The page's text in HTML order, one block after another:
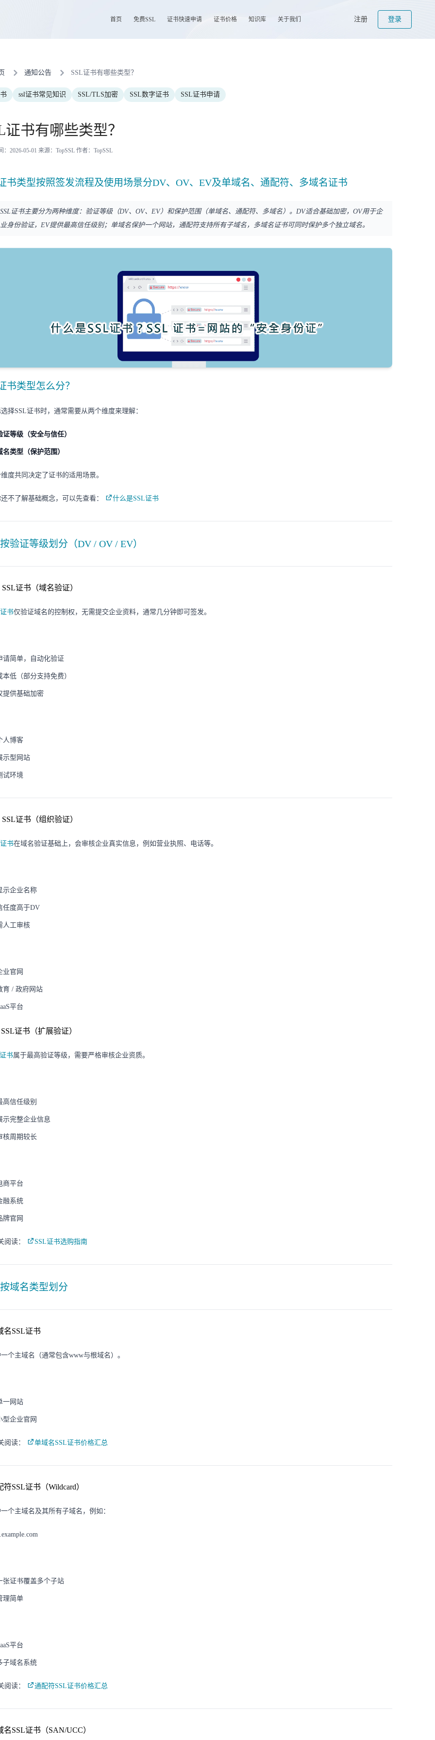
首页 免费SSL 证书快速申请 证书价格 知识库 关于我们 注册 登录
通知公告 SSL证书有哪些类型？
ssl证书常见知识 SSL/TLS加密 SSL数字证书 SSL证书申请
证书有哪些类型？
：2026-05-01 来源：TopSSL 作者：TopSSL
书类型按照签发流程及使用场景分DV、OV、EV及单域名、通配符、多域名证书
SSL证书主要分为两种维度：验证等级（DV、OV、EV）和保护范围（单域名、通配符、多域名）。DV适合基础加密，OV用于企
业身份验证，EV提供最高信任级别；单域名保护一个网站，通配符支持所有子域名，多域名证书可同时保护多个独立域名。
书类型怎么分？
择SSL证书时，通常需要从两个维度来理解：
证等级（安全与信任）
名类型（保护范围）
度共同决定了证书的适用场景。
不了解基础概念，可以先查看： 什么是SSL证书
验证等级划分（DV / OV / EV）
证书（域名验证）
书仅验证域名的控制权，无需提交企业资料，通常几分钟即可签发。
请简单，自动化验证
本低（部分支持免费）
提供基础加密
人博客
示型网站
试环境
证书（组织验证）
书在域名验证基础上，会审核企业真实信息，例如营业执照、电话等。
示企业名称
任度高于DV
人工审核
业官网
育 / 政府网站
平台
证书（扩展验证）
书属于最高验证等级，需要严格审核企业资质。
高信任级别
示完整企业信息
核周期较长
商平台
融系统
牌官网
阅读： SSL证书选购指南
域名类型划分
名SSL证书
个主域名（通常包含www与根域名）。
一网站
型企业官网
阅读： 单域名SSL证书价格汇总
符SSL证书（Wildcard）
个主域名及其所有子域名，例如：
张证书覆盖多个子站
理简单
平台
子域名系统
阅读： 通配符SSL证书价格汇总
名SSL证书（SAN/UCC）